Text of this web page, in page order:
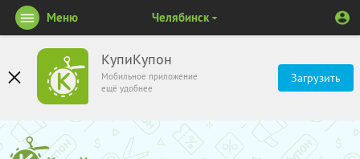
КупиКупон
Мобильное приложение
ещё удобнее
Загрузить
Меню Челябинск